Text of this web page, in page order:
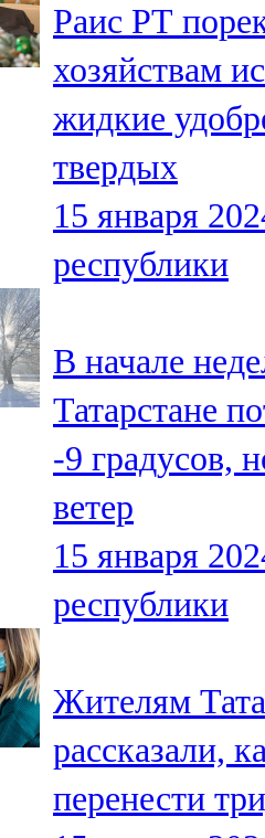
Түбән Кама
102,6 FM
Чирмешән
107,7 FM
Чистай
103,0 FM
91,0 FM
Шәмәрдән
102,3 FM
Яңа чишмә
107,0 FM
Яр Чаллы
Раис РТ
хозяйствам
жидкие
твердых
15 января
республики
В начале
Татарстане
-9 градусов,
ветер
15 января
республики
Жителям
рассказали,
перенести